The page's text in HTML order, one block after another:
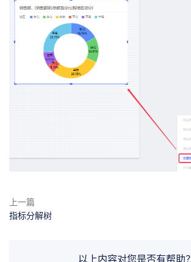
上一篇
指标分解树
以上内容对您是否有帮助？